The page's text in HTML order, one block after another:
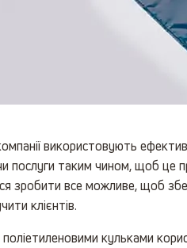
використовують
послуги таким чином, щоб це
зробити все можливе, щоб
клієнтів.
кульками